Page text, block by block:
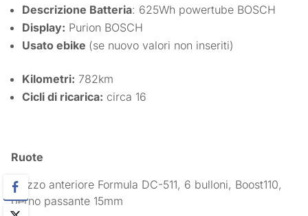
Descrizione Batteria: 625Wh powertube BOSCH
Display: Purion BOSCH
Usato ebike (se nuovo valori non inseriti)
Kilometri: 782km
Cicli di ricarica: circa 16
Ruote
Mozzo anteriore Formula DC-511, 6 bulloni, Boost110,
perno passante 15mm